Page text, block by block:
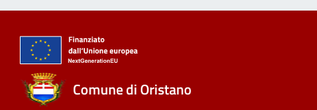
Comune di Oristano